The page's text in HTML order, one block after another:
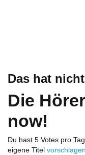
Das hat
Die
now!
Du hast 5 Votes pro
eigene Titel vorschlagen